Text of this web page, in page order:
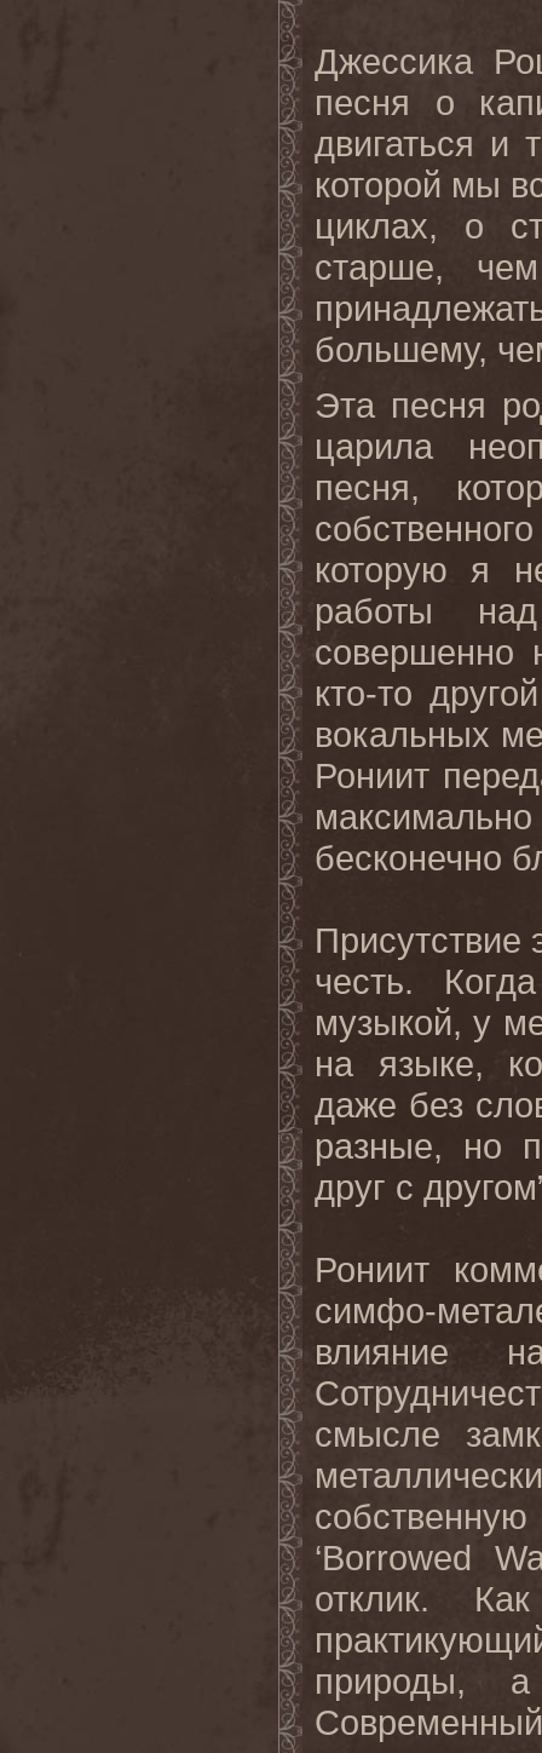
Джессика
песня о
двигаться и
которой мы
циклах, о
старше,
большему,
Эта песня
царила
песня,
которую я
работы
совершенно
кто-то
вокальных
Рониит
бесконечно
Присутствие
честь.
музыкой, у
на языке,
даже без
разные, но
друг с
Рониит
симфо-
влияние
смысле
‘Borrowed
отклик.
природы,